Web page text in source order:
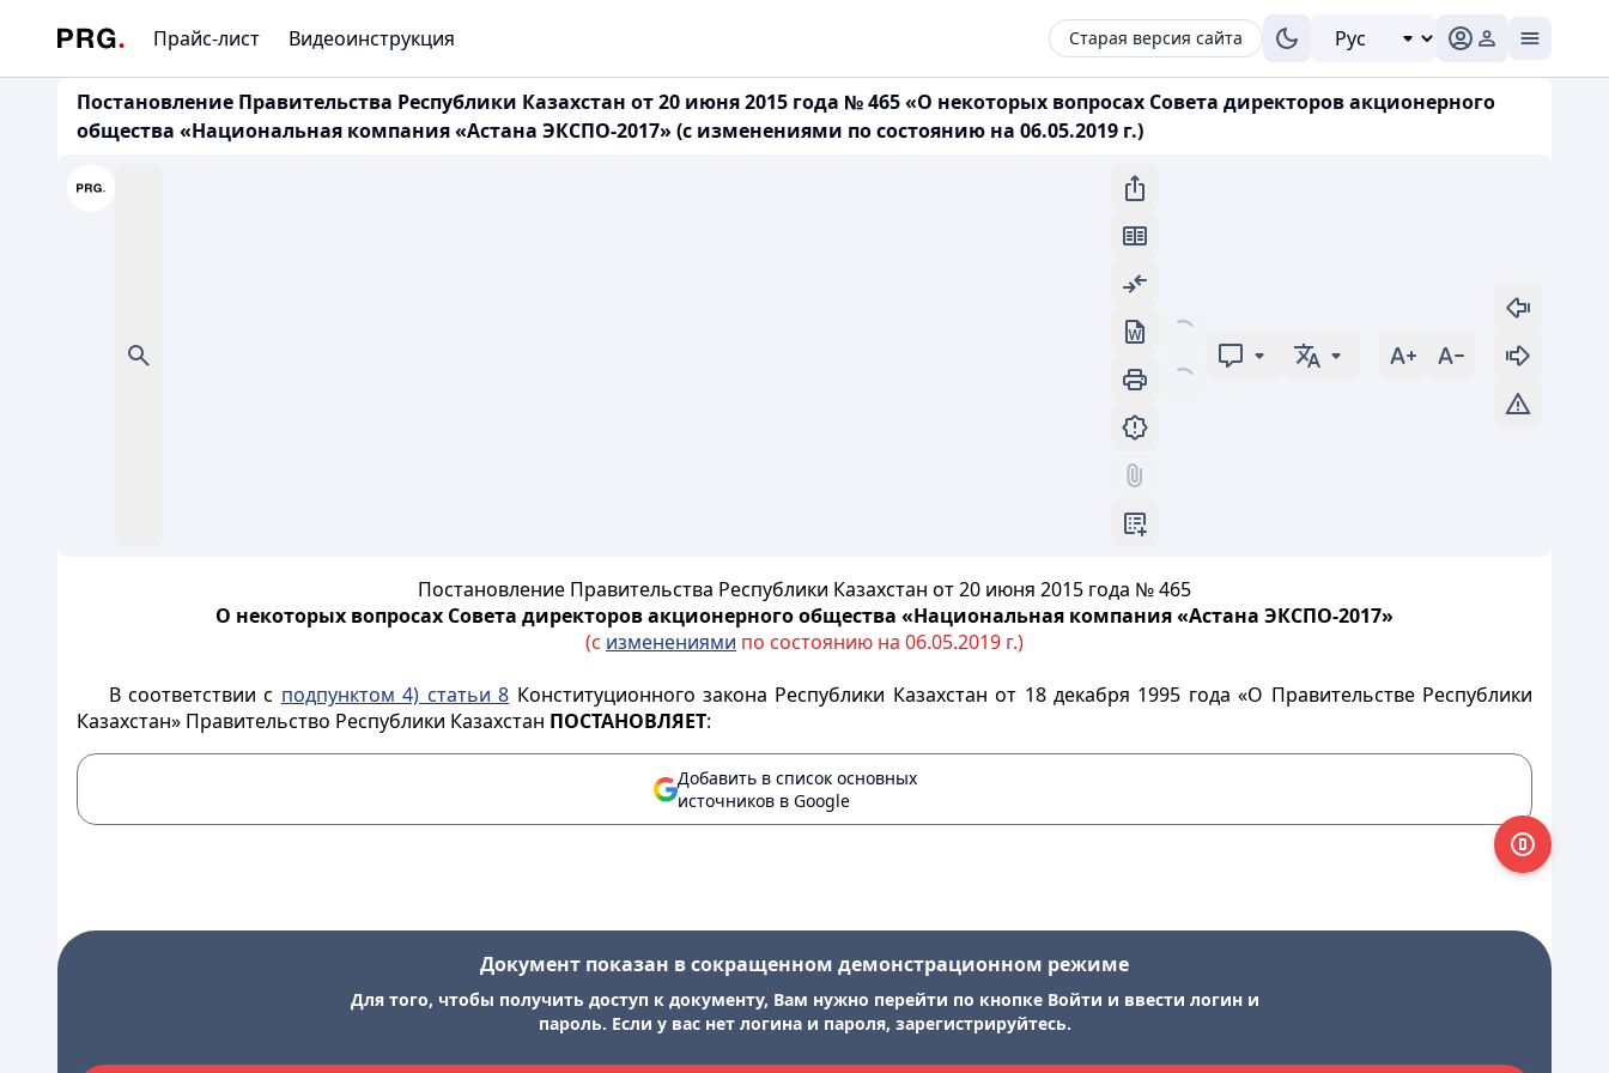
Прайс-лист Видеоинструкция Старая версия сайта
Постановление Правительства Республики Казахстан от 20 июня 2015 года № 465 «О некоторых вопросах Совета директоров акционерного
общества «Национальная компания «Астана ЭКСПО-2017» (с изменениями по состоянию на 06.05.2019 г.)
Постановление Правительства Республики Казахстан от 20 июня 2015 года № 465
О некоторых вопросах Совета директоров акционерного общества «Национальная компания «Астана ЭКСПО-2017»
(с изменениями по состоянию на 06.05.2019 г.)
В соответствии с подпунктом 4) статьи 8 Конституционного закона Республики Казахстан от 18 декабря 1995 года «О Правительстве Республики
Казахстан» Правительство Республики Казахстан ПОСТАНОВЛЯЕТ:
Добавить в список основных
источников в Google
Документ показан в сокращенном демонстрационном режиме
Для того, чтобы получить доступ к документу, Вам нужно перейти по кнопке Войти и ввести логин и
пароль. Если у вас нет логина и пароля, зарегистрируйтесь.